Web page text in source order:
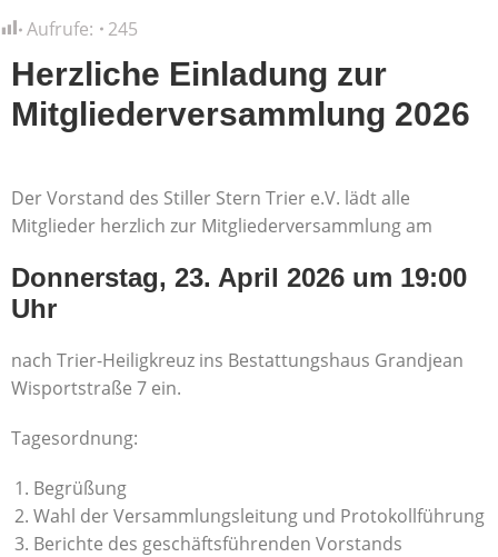
Aufrufe: 245
Herzliche Einladung zur
Mitgliederversammlung 2026
Der Vorstand des Stiller Stern Trier e.V. lädt alle
Mitglieder herzlich zur Mitgliederversammlung am
Donnerstag, 23. April 2026 um 19:00
Uhr
nach Trier-Heiligkreuz ins Bestattungshaus Grandjean
Wisportstraße 7 ein.
Tagesordnung:
Begrüßung
Wahl der Versammlungsleitung und Protokollführung
Berichte des geschäftsführenden Vorstands